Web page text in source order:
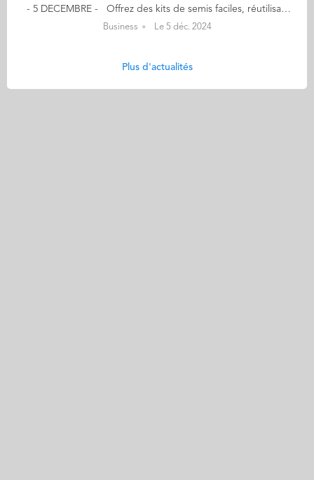
- 5 DECEMBRE - Offrez des kits de semis faciles, réutilisables, rapides - Fleurs, légumes, aromates, fruits ou arbres - 20% de remise avec le code : audencia20 ​ 41 graines = 41 plantes sur 12x16cm à chaque fois grace à nos kits Germie propose une gamme de 3 kits de germination permettant de faire pousser 13, 25 ou 41 plants sur un petit plateau que l'on place à l’intérieur d'un appartement ou d’une maison située en ville comme à la campagne. Nos kits réutilisables fonctionnent avec tous types de graines de fleurs, légumes, fruitiers ou arbres et ne nécessitent pas de connaissances en jardinage. D’une durée de vie supérieure à 40 ans, nous avons 97 % de clients satisfaits âgés de 5 ans à 90 ans. "Germie, c’est 300 points de ventes dans 5 pays en 16 mois grâce à ses kits de semis brevetés ultra-compacts, réutilisables et permettant une extraction facile des plants. Germie est fabriqué en Bretagne et permet un jardinage accessible à tous." Mon aventure a débuté… en 2016, sans connaissance en jardinage et intéressé par les graines reproductibles. Après avoir perdu 50% de mes plants à cause des solutions en vente depuis des dizaines d’années, j'ai créé Germie, un kit de germination révolutionnaire. Les réseaux m’ont permis de remporter beaucoup de concours, ce qui m'a permis d'être dans toute la presse spécialisée en France et à l’étranger. En savoir plus : germiegraines.com Contact : e.baudouin@germie.eu (Re)Découvrez votre CALENDRIER DE L'AVENT ici
Business Le 5 déc. 2024
Plus d'actualités